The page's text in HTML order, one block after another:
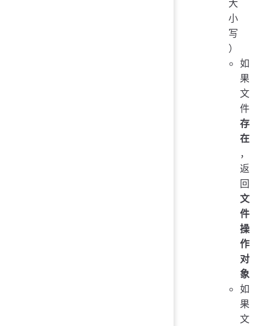
大
小
写
）
如
果
文
件
存
在
，
返
回
文
件
操
作
对
象
如
果
文